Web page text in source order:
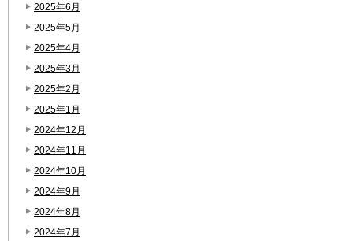
2025年6月
2025年5月
2025年4月
2025年3月
2025年2月
2025年1月
2024年12月
2024年11月
2024年10月
2024年9月
2024年8月
2024年7月